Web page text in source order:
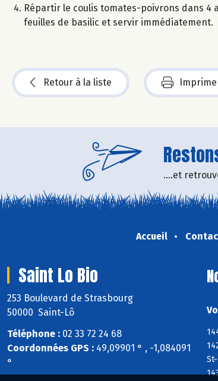
Répartir le coulis tomates-poivrons dans 4
feuilles de basilic et servir immédiatement.
Retour à la liste
....et
Accueil
Saint Lo Bio
253 Boulevard de Strasbourg
50000 Saint-Lô
Téléphone : 02 33 72 24 68
Coordonnées GPS : 49,09901 ° , -1,084091
°